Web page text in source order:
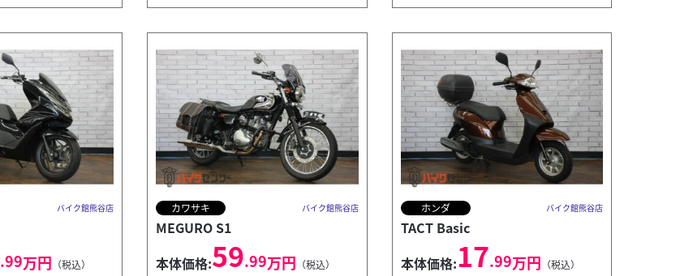
バイク館熊谷店
.99万円 （税込）
カワサキ バイク館熊谷店
MEGURO S1
本体価格:59.99万円 （税込）
ホンダ バイク館熊谷店
TACT Basic
本体価格:17.99万円 （税込）